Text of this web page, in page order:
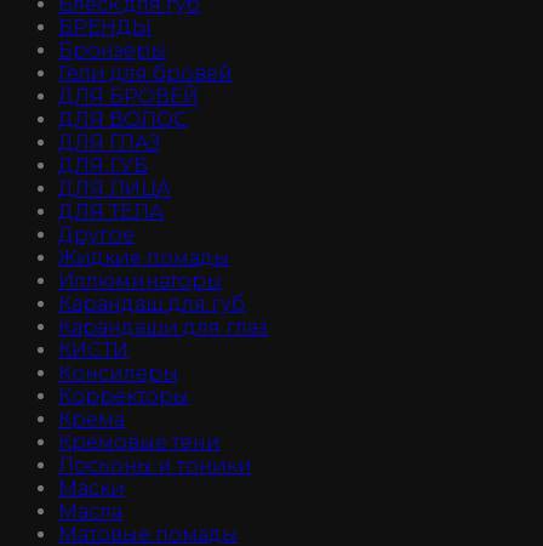
Блеск для губ
БРЕНДЫ
Бронзеры
Гели для бровей
ДЛЯ БРОВЕЙ
ДЛЯ ВОЛОС
ДЛЯ ГЛАЗ
ДЛЯ ГУБ
ДЛЯ ЛИЦА
ДЛЯ ТЕЛА
Другое
Жидкие помады
Иллюминаторы
Карандаш для губ
Карандаши для глаз
КИСТИ
Консилеры
Корректоры
Крема
Кремовые тени
Лосьоны и тоники
Маски
Масла
Матовые помады